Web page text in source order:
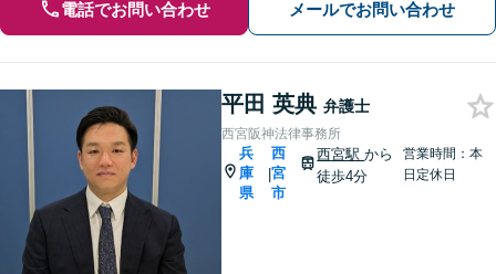
電話でお問い合わせ メールでお問い合わせ
平田 英典 弁護士
西宮阪神法律事務所
兵
庫
県
|
西
宮
市
西宮駅から
徒歩4分
営業時間：本
日定休日